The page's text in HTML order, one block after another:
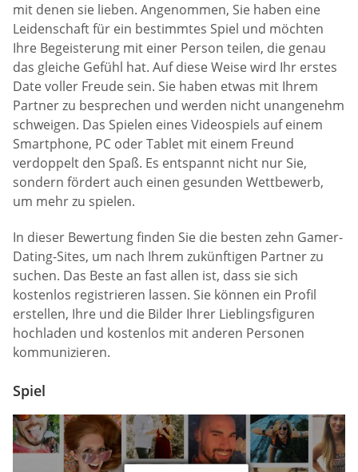
mit denen sie lieben. Angenommen, Sie haben eine
Leidenschaft für ein bestimmtes Spiel und möchten
Ihre Begeisterung mit einer Person teilen, die genau
das gleiche Gefühl hat. Auf diese Weise wird Ihr erstes
Date voller Freude sein. Sie haben etwas mit Ihrem
Partner zu besprechen und werden nicht unangenehm
schweigen. Das Spielen eines Videospiels auf einem
Smartphone, PC oder Tablet mit einem Freund
verdoppelt den Spaß. Es entspannt nicht nur Sie,
sondern fördert auch einen gesunden Wettbewerb,
um mehr zu spielen.
In dieser Bewertung finden Sie die besten zehn Gamer-
Dating-Sites, um nach Ihrem zukünftigen Partner zu
suchen. Das Beste an fast allen ist, dass sie sich
kostenlos registrieren lassen. Sie können ein Profil
erstellen, Ihre und die Bilder Ihrer Lieblingsfiguren
hochladen und kostenlos mit anderen Personen
kommunizieren.
Spiel